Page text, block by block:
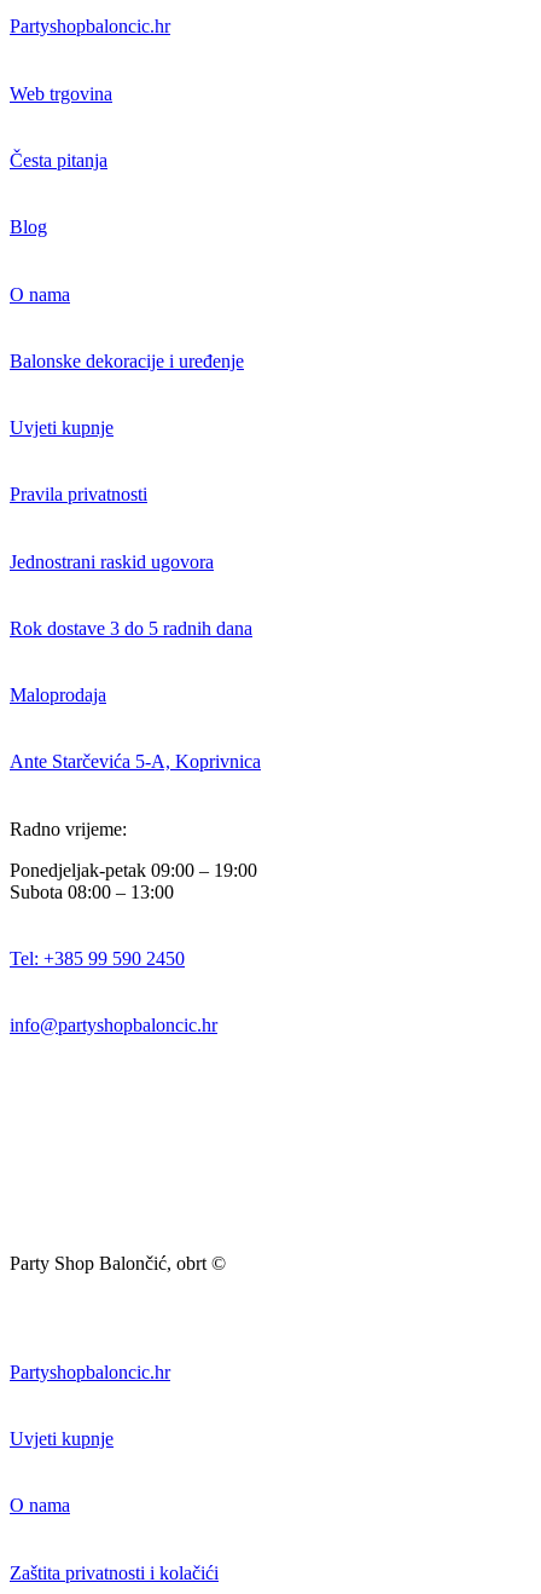
Partyshopbaloncic.hr
Web trgovina
Česta pitanja
Blog
O nama
Balonske dekoracije i uređenje
Uvjeti kupnje
Pravila privatnosti
Jednostrani raskid ugovora
Rok dostave 3 do 5 radnih dana
Maloprodaja
Ante Starčevića 5-A, Koprivnica
Radno vrijeme:
Ponedjeljak-petak 09:00 – 19:00
Subota 08:00 – 13:00
Tel: +385 99 590 2450
info@partyshopbaloncic.hr
Party Shop Balončić, obrt ©
Partyshopbaloncic.hr
Uvjeti kupnje
O nama
Zaštita privatnosti i kolačići